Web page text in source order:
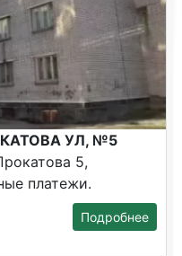
УЛ, №5
5,
платежи.
Подробнее